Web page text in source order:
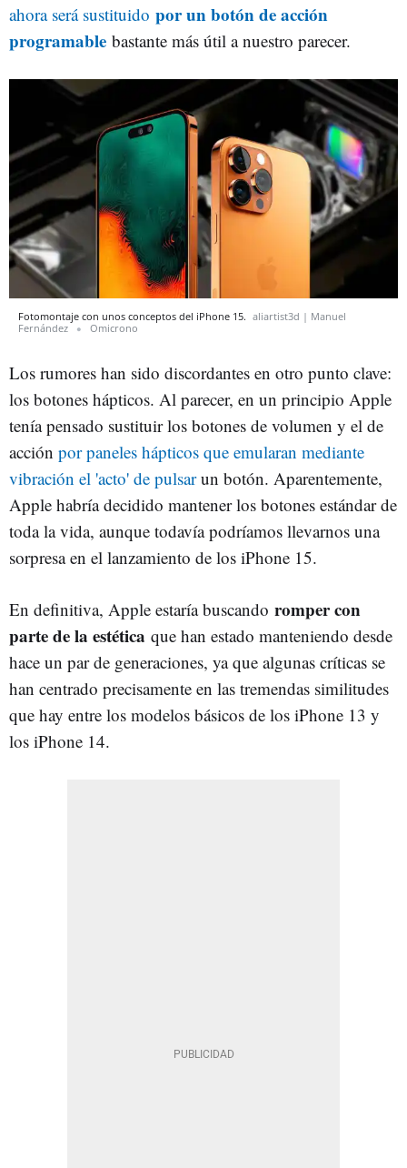
ahora será sustituido por un botón de acción
programable bastante más útil a nuestro parecer.
Fotomontaje con unos conceptos del iPhone 15. aliartist3d | Manuel
Fernández
Omicrono
Los rumores han sido discordantes en otro punto clave:
los botones hápticos. Al parecer, en un principio Apple
tenía pensado sustituir los botones de volumen y el de
acción por paneles hápticos que emularan mediante
vibración el 'acto' de pulsarun botón. Aparentemente,
Apple habría decidido mantener los botones estándar de
toda la vida, aunque todavía podríamos llevarnos una
sorpresa en el lanzamiento de los iPhone 15.
En definitiva, Apple estaría buscando romper con
parte de la estética que han estado manteniendo desde
hace un par de generaciones, ya que algunas críticas se
han centrado precisamente en las tremendas similitudes
que hay entre los modelos básicos de los iPhone 13 y
los iPhone 14.